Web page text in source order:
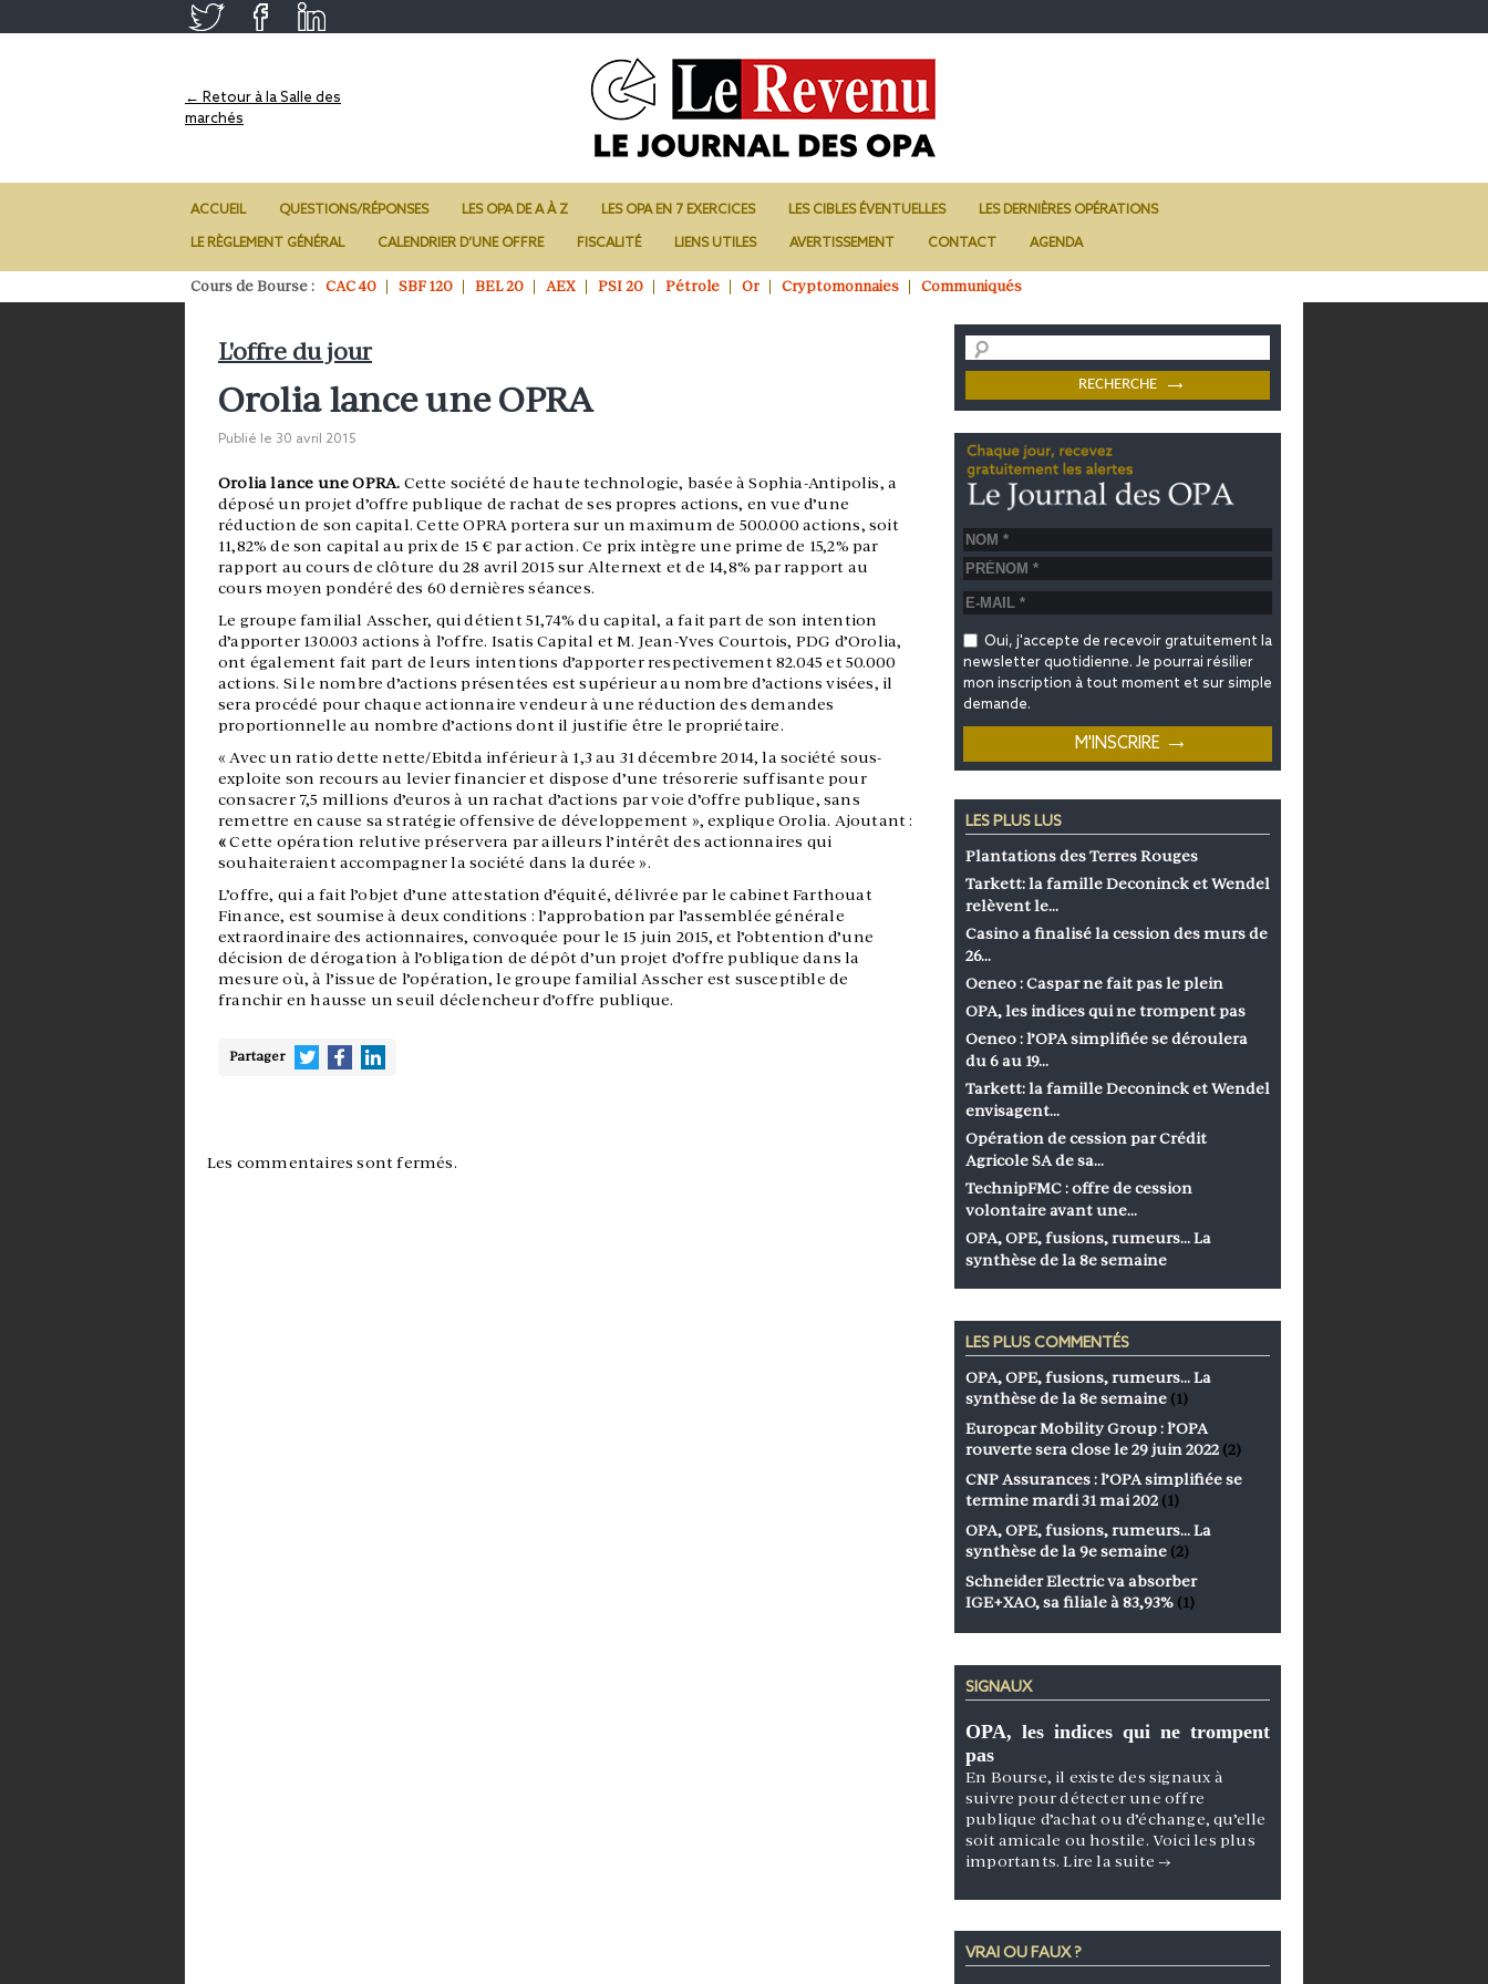
← Retour à la Salle des
marchés
ACCUEIL QUESTIONS/RÉPONSES LES OPA DE A À Z LES OPA EN 7 EXERCICES LES CIBLES ÉVENTUELLES LES DERNIÈRES OPÉRATIONS
LE RÈGLEMENT GÉNÉRAL CALENDRIER D’UNE OFFRE FISCALITÉ LIENS UTILES AVERTISSEMENT CONTACT AGENDA
Cours de Bourse : CAC 40 SBF 120 BEL 20 AEX PSI 20 Pétrole Or Cryptomonnaies Communiqués
L'offre du jour
Orolia lance une OPRA
Publié le 30 avril 2015
Orolia lance une OPRA. Cette société de haute technologie, basée à Sophia-Antipolis, a
déposé un projet d’offre publique de rachat de ses propres actions, en vue d’une
réduction de son capital. Cette OPRA portera sur un maximum de 500.000 actions, soit
11,82% de son capital au prix de 15 € par action. Ce prix intègre une prime de 15,2% par
rapport au cours de clôture du 28 avril 2015 sur Alternext et de 14,8% par rapport au
cours moyen pondéré des 60 dernières séances.
Le groupe familial Asscher, qui détient 51,74% du capital, a fait part de son intention
d’apporter 130.003 actions à l’offre. Isatis Capital et M. Jean-Yves Courtois, PDG d’Orolia,
ont également fait part de leurs intentions d’apporter respectivement 82.045 et 50.000
actions. Si le nombre d’actions présentées est supérieur au nombre d’actions visées, il
sera procédé pour chaque actionnaire vendeur à une réduction des demandes
proportionnelle au nombre d’actions dont il justifie être le propriétaire.
« Avec un ratio dette nette/Ebitda inférieur à 1,3 au 31 décembre 2014, la société sous-
exploite son recours au levier financier et dispose d’une trésorerie suffisante pour
consacrer 7,5 millions d’euros à un rachat d’actions par voie d’offre publique, sans
remettre en cause sa stratégie offensive de développement », explique Orolia. Ajoutant :
«Cette opération relutive préservera par ailleurs l’intérêt des actionnaires qui
souhaiteraient accompagner la société dans la durée ».
L’offre, qui a fait l’objet d’une attestation d’équité, délivrée par le cabinet Farthouat
Finance, est soumise à deux conditions : l’approbation par l’assemblée générale
extraordinaire des actionnaires, convoquée pour le 15 juin 2015, et l’obtention d’une
décision de dérogation à l’obligation de dépôt d’un projet d’offre publique dans la
mesure où, à l’issue de l’opération, le groupe familial Asscher est susceptible de
franchir en hausse un seuil déclencheur d’offre publique.
Partager
Les commentaires sont fermés.
Oui, j'accepte de recevoir gratuitement la
newsletter quotidienne. Je pourrai résilier
mon inscription à tout moment et sur simple
demande.
LES PLUS LUS
Plantations des Terres Rouges
Tarkett: la famille Deconinck et Wendel
relèvent le…
Casino a finalisé la cession des murs de
26…
Oeneo : Caspar ne fait pas le plein
OPA, les indices qui ne trompent pas
Oeneo : l’OPA simplifiée se déroulera
du 6 au 19…
Tarkett: la famille Deconinck et Wendel
envisagent…
Opération de cession par Crédit
Agricole SA de sa…
TechnipFMC : offre de cession
volontaire avant une…
OPA, OPE, fusions, rumeurs… La
synthèse de la 8e semaine
LES PLUS COMMENTÉS
OPA, OPE, fusions, rumeurs… La
synthèse de la 8e semaine (1)
Europcar Mobility Group : l’OPA
rouverte sera close le 29 juin 2022 (2)
CNP Assurances : l’OPA simplifiée se
termine mardi 31 mai 202 (1)
OPA, OPE, fusions, rumeurs… La
synthèse de la 9e semaine (2)
Schneider Electric va absorber
IGE+XAO, sa filiale à 83,93% (1)
SIGNAUX
OPA, les indices qui ne trompent
pas
En Bourse, il existe des signaux à
suivre pour détecter une offre
publique d’achat ou d’échange, qu’elle
soit amicale ou hostile. Voici les plus
importants.Lire la suite →
VRAI OU FAUX ?